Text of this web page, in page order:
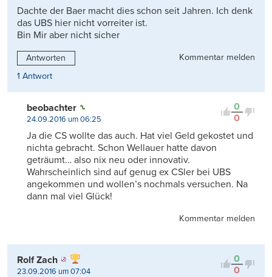
Dachte der Baer macht dies schon seit Jahren. Ich denk
das UBS hier nicht vorreiter ist.
Bin Mir aber nicht sicher
Antworten
Kommentar melden
1 Antwort
0
0
beobachter
24.09.2016 um 06:25
Ja die CS wollte das auch. Hat viel Geld gekostet und
nichta gebracht. Schon Wellauer hatte davon
geträumt… also nix neu oder innovativ.
Wahrscheinlich sind auf genug ex CSler bei UBS
angekommen und wollen’s nochmals versuchen. Na
dann mal viel Glück!
Kommentar melden
0
0
Rolf Zach
23.09.2016 um 07:04